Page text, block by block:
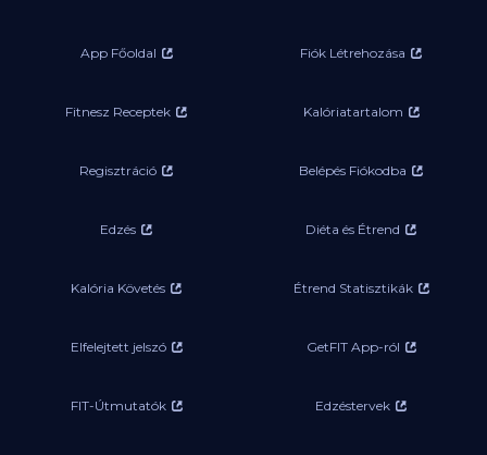
App Főoldal Fiók Létrehozása
Fitnesz Receptek Kalóriatartalom
Regisztráció Belépés Fiókodba
Edzés Diéta és Étrend
Kalória Követés Étrend Statisztikák
Elfelejtett jelszó GetFIT App-ról
FIT-Útmutatók Edzéstervek